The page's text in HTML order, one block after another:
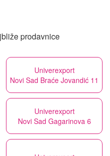
prodavnice
Univerexport
Novi Sad Braće Jovandić 11
Univerexport
Novi Sad Gagarinova 6